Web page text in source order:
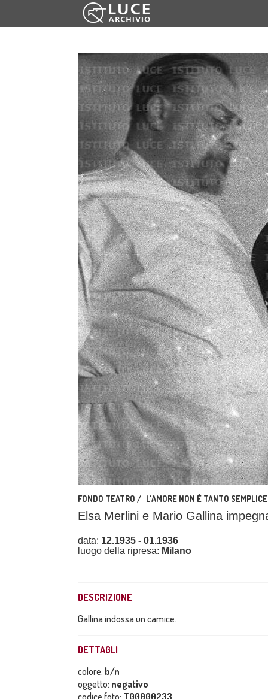
FONDO TEATRO / "L'AMORE NON È TANTO
Elsa Merlini e Mario Gallina
data: 12.1935 - 01.1936
luogo della ripresa: Milano
DESCRIZIONE
Gallina indossa un camice.
DETTAGLI
colore: b/n
oggetto: negativo
codice foto: T00000233